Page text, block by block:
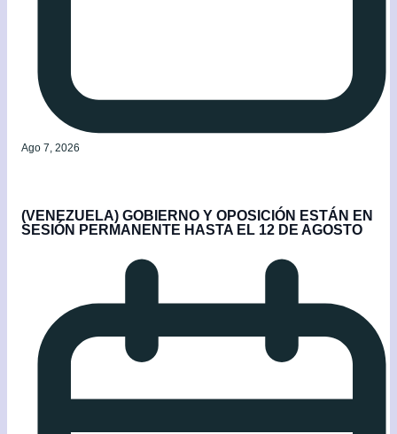
Ago 7, 2026
(VENEZUELA) GOBIERNO Y OPOSICIÓN ESTÁN EN
SESIÓN PERMANENTE HASTA EL 12 DE AGOSTO